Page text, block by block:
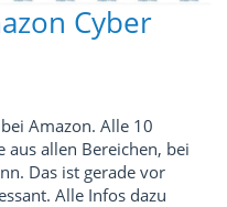
Cyber
Amazon. Alle 10
allen Bereichen, bei
Das ist gerade vor
Alle Infos dazu